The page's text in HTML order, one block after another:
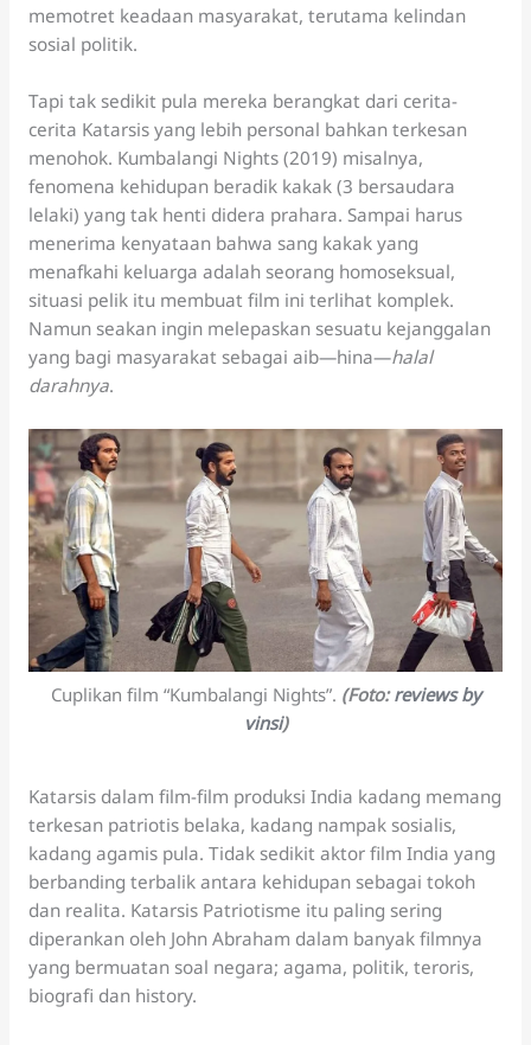
memotret keadaan masyarakat, terutama kelindan
sosial politik.
Tapi tak sedikit pula mereka berangkat dari cerita-
cerita Katarsis yang lebih personal bahkan terkesan
menohok. Kumbalangi Nights (2019) misalnya,
fenomena kehidupan beradik kakak (3 bersaudara
lelaki) yang tak henti didera prahara. Sampai harus
menerima kenyataan bahwa sang kakak yang
menafkahi keluarga adalah seorang homoseksual,
situasi pelik itu membuat film ini terlihat komplek.
Namun seakan ingin melepaskan sesuatu kejanggalan
yang bagi masyarakat sebagai aib—hina—halal
darahnya.
Cuplikan film “Kumbalangi Nights”. (Foto:reviews by
vinsi)
Katarsis dalam film-film produksi India kadang memang
terkesan patriotis belaka, kadang nampak sosialis,
kadang agamis pula. Tidak sedikit aktor film India yang
berbanding terbalik antara kehidupan sebagai tokoh
dan realita. Katarsis Patriotisme itu paling sering
diperankan oleh John Abraham dalam banyak filmnya
yang bermuatan soal negara; agama, politik, teroris,
biografi dan history.